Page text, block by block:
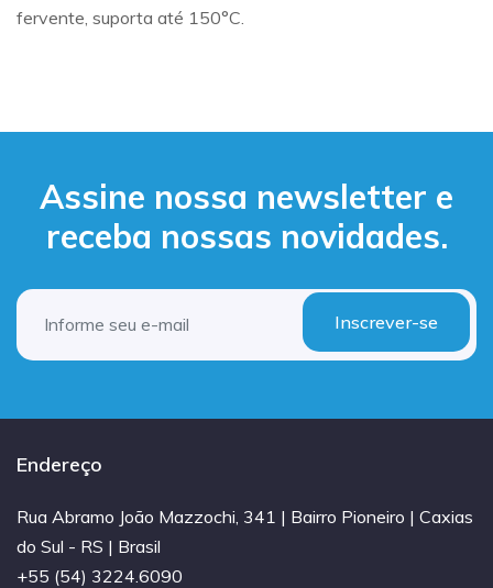
fervente, suporta até 150°C.
Assine nossa newsletter e
receba nossas novidades.
Inscrever-se
Endereço
Rua Abramo João Mazzochi, 341 | Bairro Pioneiro | Caxias
do Sul - RS | Brasil
+55 (54) 3224.6090